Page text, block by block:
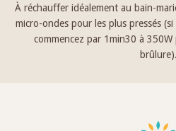
À réchauffer idéalement au bain-
micro-ondes pour les plus pressés
commencez par 1min30 à
brûlure).